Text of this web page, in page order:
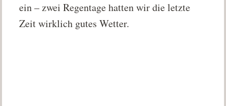
ein – zwei Regentage hatten wir die letzte
Zeit wirklich gutes Wetter.